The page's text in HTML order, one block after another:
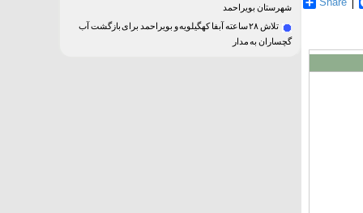
شهرستان بویراحمد
تلاش ۲۸ ساعته آبفا کهگیلویه و بویراحمد برای بازگشت آب
گچساران به مدار